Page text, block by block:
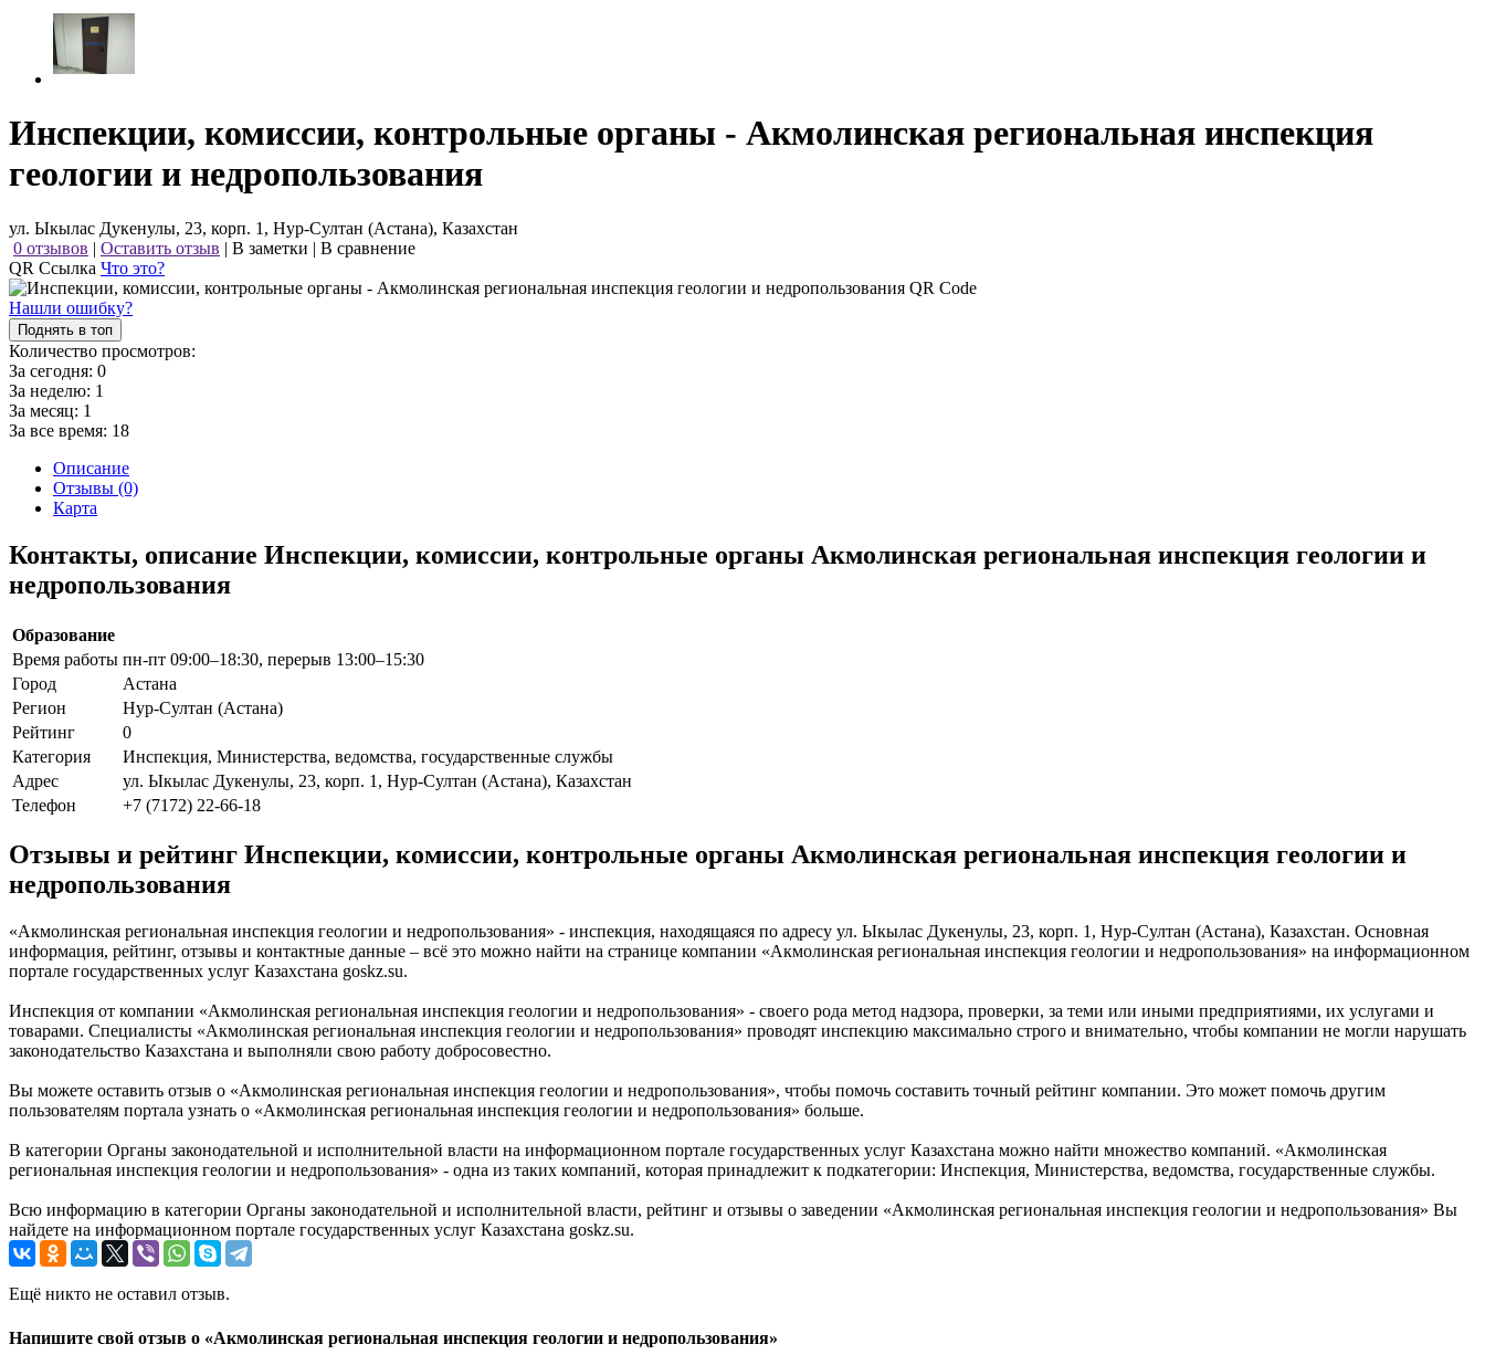
Инспекции, комиссии, контрольные органы - Акмолинская региональная инспекция
геологии и недропользования
ул. Ыкылас Дукенулы, 23, корп. 1, Нур-Султан (Астана), Казахстан
0 отзывов | Оставить отзыв | В заметки | В сравнение
QR Ссылка Что это?
Нашли ошибку?
Поднять в топ
Количество просмотров:
За сегодня: 0
За неделю: 1
За месяц: 1
За все время: 18
Описание
Отзывы (0)
Карта
Контакты, описание Инспекции, комиссии, контрольные органы Акмолинская региональная инспекция геологии и
недропользования
Образование
Время работы пн-пт 09:00–18:30, перерыв 13:00–15:30
Город
Астана
Регион
Нур-Султан (Астана)
Рейтинг
0
Категория
Инспекция, Министерства, ведомства, государственные службы
Адрес
ул. Ыкылас Дукенулы, 23, корп. 1, Нур-Султан (Астана), Казахстан
Телефон
+7 (7172) 22-66-18
Отзывы и рейтинг Инспекции, комиссии, контрольные органы Акмолинская региональная инспекция геологии и
недропользования
«Акмолинская региональная инспекция геологии и недропользования» - инспекция, находящаяся по адресу ул. Ыкылас Дукенулы, 23, корп. 1, Нур-Султан (Астана), Казахстан. Основная
информация, рейтинг, отзывы и контактные данные – всё это можно найти на странице компании «Акмолинская региональная инспекция геологии и недропользования» на информационном
портале государственных услуг Казахстана goskz.su.
Инспекция от компании «Акмолинская региональная инспекция геологии и недропользования» - своего рода метод надзора, проверки, за теми или иными предприятиями, их услугами и
товарами. Специалисты «Акмолинская региональная инспекция геологии и недропользования» проводят инспекцию максимально строго и внимательно, чтобы компании не могли нарушать
законодательство Казахстана и выполняли свою работу добросовестно.
Вы можете оставить отзыв о «Акмолинская региональная инспекция геологии и недропользования», чтобы помочь составить точный рейтинг компании. Это может помочь другим
пользователям портала узнать о «Акмолинская региональная инспекция геологии и недропользования» больше.
В категории Органы законодательной и исполнительной власти на информационном портале государственных услуг Казахстана можно найти множество компаний. «Акмолинская
региональная инспекция геологии и недропользования» - одна из таких компаний, которая принадлежит к подкатегории: Инспекция, Министерства, ведомства, государственные службы.
Всю информацию в категории Органы законодательной и исполнительной власти, рейтинг и отзывы о заведении «Акмолинская региональная инспекция геологии и недропользования» Вы
найдете на информационном портале государственных услуг Казахстана goskz.su.
Ещё никто не оставил отзыв.
Напишите свой отзыв о «Акмолинская региональная инспекция геологии и недропользования»